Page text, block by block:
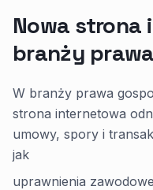
Nowa strona
branży
W branży prawa
strona internetowa
umowy, spory i
jak
uprawnienia